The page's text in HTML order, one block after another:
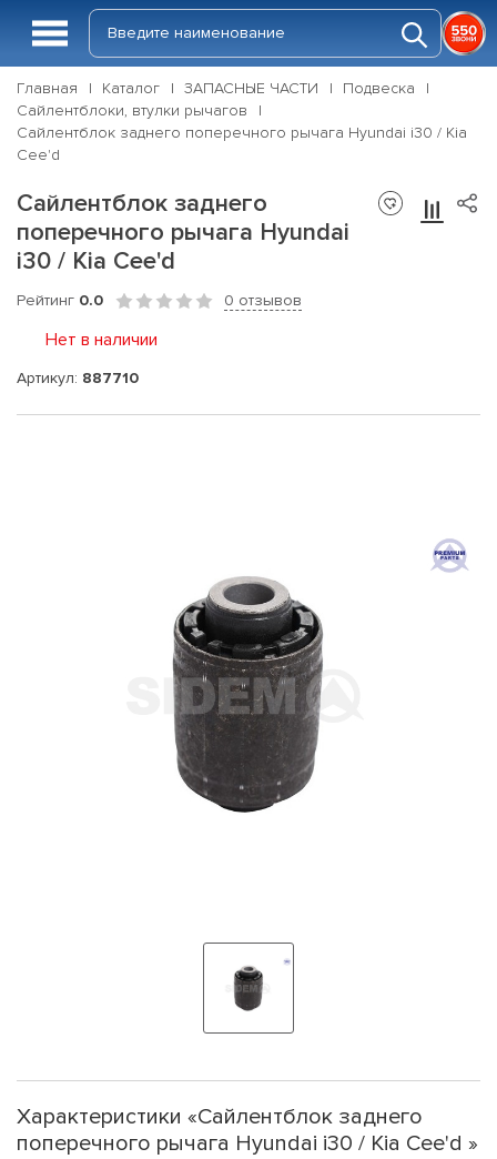
Главная Каталог ЗАПАСНЫЕ ЧАСТИ
Подвеска
Сайлентблоки, втулки рычагов
Сайлентблок заднего поперечного рычага Hyundai i30 / Kia
Cee'd
Сайлентблок заднего
поперечного рычага Hyundai
i30 / Kia Cee'd
Рейтинг 0.0 0 отзывов
Нет в наличии
Артикул: 887710
Характеристики «Сайлентблок заднего
поперечного рычага Hyundai i30 / Kia Cee'd »